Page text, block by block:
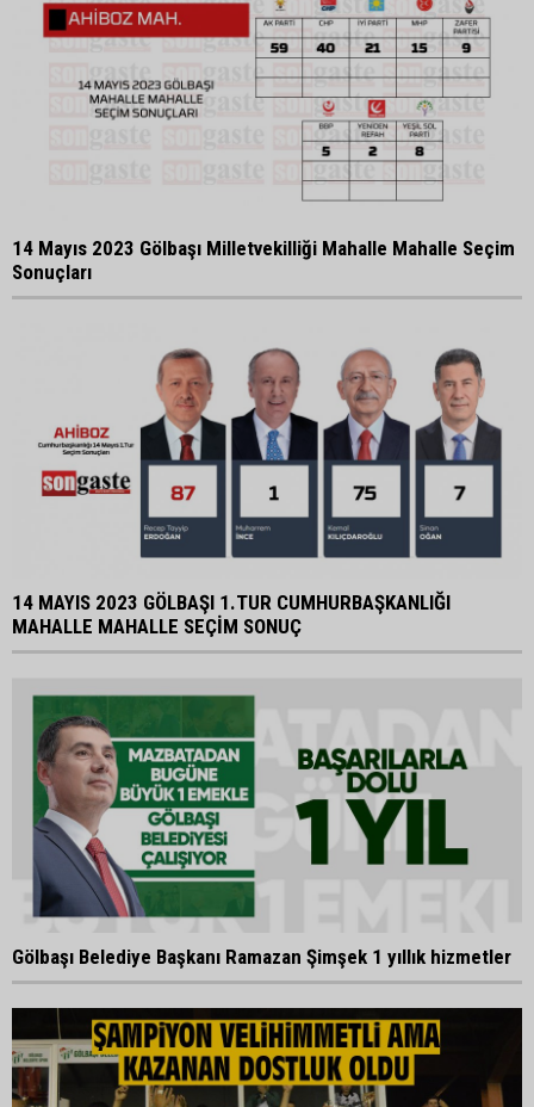
14 Mayıs 2023 Gölbaşı Milletvekilliği Mahalle Mahalle Seçim
Sonuçları
14 MAYIS 2023 GÖLBAŞI 1.TUR CUMHURBAŞKANLIĞI
MAHALLE MAHALLE SEÇİM SONUÇ
Gölbaşı Belediye Başkanı Ramazan Şimşek 1 yıllık hizmetler